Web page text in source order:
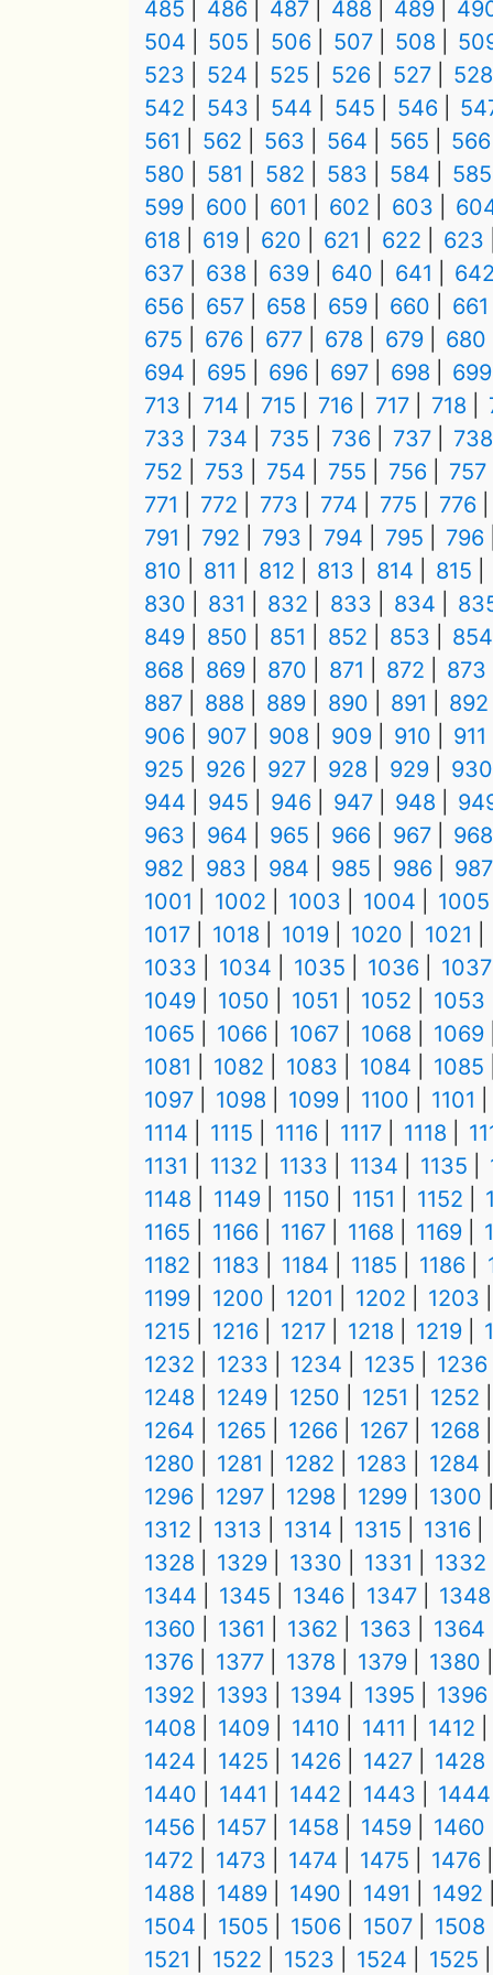
485 486 487 488 489
504
505 506 507 508
523
524 525 526 527
528
542
543 544 545 546
561
562 563 564 565
566
580
581 582 583 584
585
599
600 601 602 603
618
619 620 621 622
623
637
638 639 640 641
656
657 658 659 660
661
675
676 677 678 679
680
694
695 696 697 698
699
713
714 715 716 717 718
733
734 735 736 737
738
752
753 754 755 756
757
771
772 773 774 775
776
791
792 793 794 795
796
810
811 812 813 814
815
830
831 832 833 834
849
850 851 852 853
854
868
869 870 871 872
873
887
888 889 890 891
892
906
907 908 909 910
911
925
926 927 928 929
930
944
945 946 947 948
963
964 965 966 967
968
982
983 984 985 986
987
1001
1002 1003 1004
1005
1017
1018 1019 1020
1021
1033
1034 1035 1036
1037
1049
1050 1051 1052
1053
1065
1066 1067 1068
1069
1081
1082 1083 1084
1085
1097
1098 1099 1100
1101
1114
1115 1116 1117 1118
1131
1132 1133 1134 1135
1148
1149 1150 1151 1152
1165
1166 1167 1168 1169
1182
1183 1184 1185 1186
1199
1200 1201 1202
1203
1215
1216 1217 1218 1219
1232
1233 1234 1235
1236
1248
1249 1250 1251
1252
1264
1265 1266 1267
1268
1280
1281 1282 1283
1284
1296
1297 1298 1299
1300
1312
1313 1314 1315
1316
1328
1329 1330 1331
1332
1344
1345 1346 1347
1348
1360
1361 1362 1363
1364
1376
1377 1378 1379
1380
1392
1393 1394 1395
1396
1408
1409 1410 1411
1412
1424
1425 1426 1427
1428
1440
1441 1442 1443
1444
1456
1457 1458 1459
1460
1472
1473 1474 1475
1476
1488
1489 1490 1491
1492
1504
1505 1506 1507
1508
1521
1522 1523 1524 1525